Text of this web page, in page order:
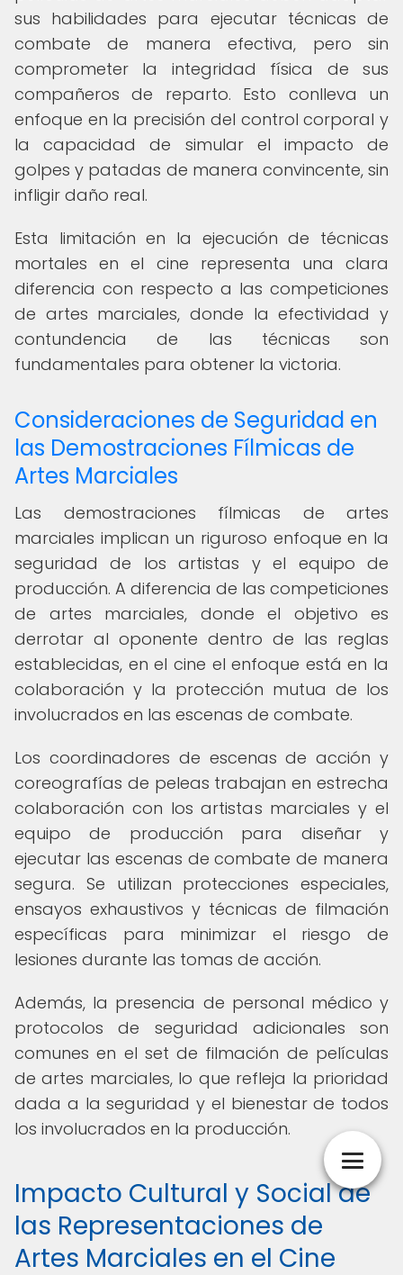
sus habilidades para ejecutar técnicas de
combate de manera efectiva, pero sin
comprometer la integridad física de sus
compañeros de reparto. Esto conlleva un
enfoque en la precisión del control corporal y
la capacidad de simular el impacto de
golpes y patadas de manera convincente, sin
infligir daño real.
Esta limitación en la ejecución de técnicas
mortales en el cine representa una clara
diferencia con respecto a las competiciones
de artes marciales, donde la efectividad y
contundencia de las técnicas son
fundamentales para obtener la victoria.
Consideraciones de Seguridad en
las Demostraciones Fílmicas de
Artes Marciales
Las demostraciones fílmicas de artes
marciales implican un riguroso enfoque en la
seguridad de los artistas y el equipo de
producción. A diferencia de las competiciones
de artes marciales, donde el objetivo es
derrotar al oponente dentro de las reglas
establecidas, en el cine el enfoque está en la
colaboración y la protección mutua de los
involucrados en las escenas de combate.
Los coordinadores de escenas de acción y
coreografías de peleas trabajan en estrecha
colaboración con los artistas marciales y el
equipo de producción para diseñar y
ejecutar las escenas de combate de manera
segura. Se utilizan protecciones especiales,
ensayos exhaustivos y técnicas de filmación
específicas para minimizar el riesgo de
lesiones durante las tomas de acción.
Además, la presencia de personal médico y
protocolos de seguridad adicionales son
comunes en el set de filmación de películas
de artes marciales, lo que refleja la prioridad
dada a la seguridad y el bienestar de todos
los involucrados en la producción.
Impacto Cultural y Social de
las Representaciones de
Artes Marciales en el Cine